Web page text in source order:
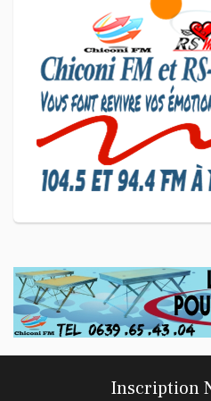
SCAN ÉCONOMIQUE
Le président de
Coup de Pouce a partagé
vision d'un
CULTURE ET SOCIÉTÉ
L'association Marovoanio
Reska NI Kalamu pour la
Langue KIBOSI
Inscription